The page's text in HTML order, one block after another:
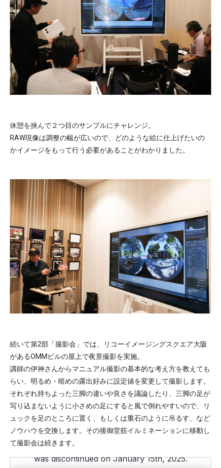
休憩を挟んで２つ目のサンプルにチャレンジ。
RAW現像は調整の幅が広いので、どのような絵に仕上げたいの
かイメージをもって行う必要があることがわかりました。
続いて第2部「撮影会」では、リコーイメージングスクエア大阪
があるOMMビルの屋上で夜景撮影を実施。
講師の伊神さんからマニュアル撮影の基本的な考え方を教えても
らい、明るめ・暗めの露出好みに設定値を変更して撮影します。
それぞれ持ちよった三脚の違いや良さを議論したり、三脚の足が
写り込まないように小さめの足にすると風で倒れやすいので、リ
ュックを足のところに置く、もしくは重石のように吊るす、など
ノウハウを交換します。その後御堂筋イルミネーションに移動し
て撮影会は続きます。